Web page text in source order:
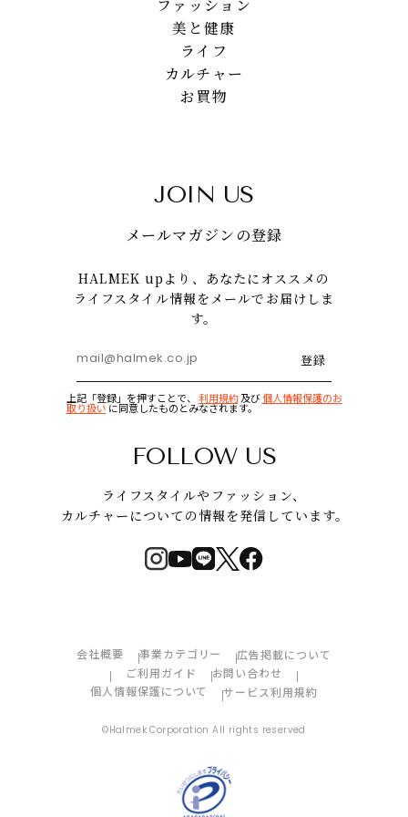
ファッション
美と健康
ライフ
カルチャー
お買物
JOIN US
メールマガジンの登録
HALMEK upより、あなたにオススメの
ライフスタイル情報をメールでお届けしま
す。
登録
上記「登録」を押すことで、 利用規約及び個人情報保護のお
取り扱いに同意したものとみなされます。
FOLLOW US
ライフスタイルやファッション、
カルチャーについての情報を発信しています。
会社概要 事業カテゴリー
広告掲載について
ご利用ガイド
お問い合わせ
個人情報保護について
サービス利用規約
©Halmek Corporation All rights reserved